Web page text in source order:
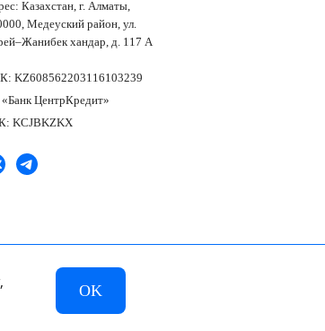
Казахстан, г. Алматы,
Медеуский район, ул.
хандар, д. 117 А
KZ608562203116103239
ЦентрКредит»
KCJBKZKX
Разработано в компании —
OK